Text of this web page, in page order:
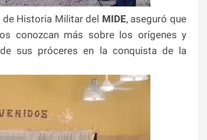
de Historia Militar del MIDE, aseguró que
conozcan más sobre los orígenes y
sus próceres en la conquista de la